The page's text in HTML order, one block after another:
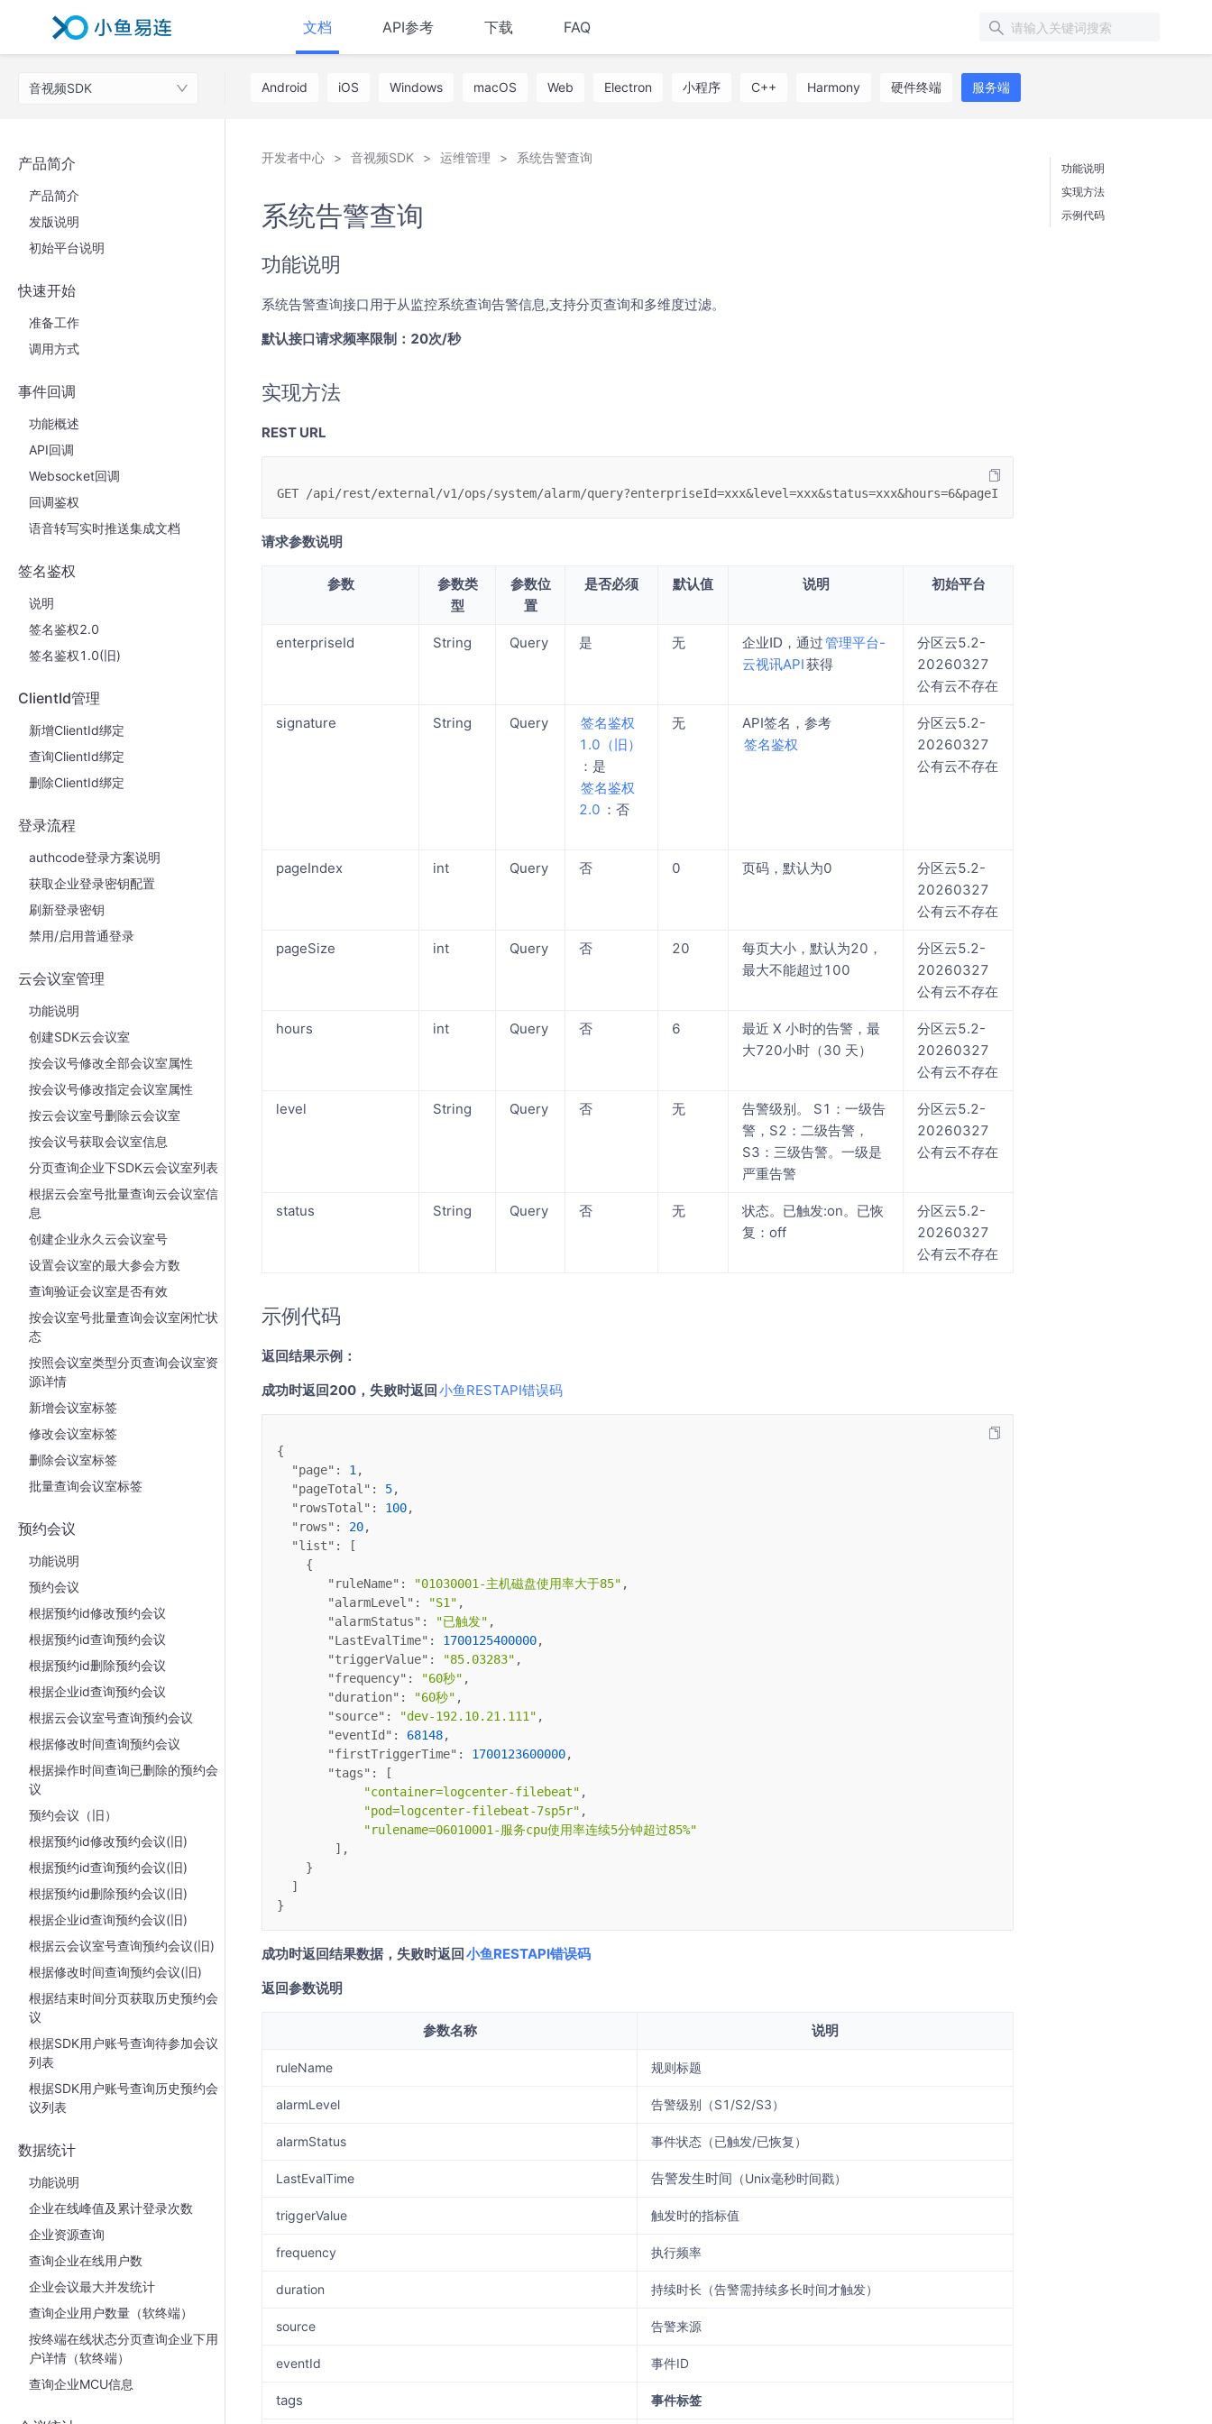
文档 API参考 下载 FAQ
音视频SDK Android iOS Windows macOS Web Electron 小程序 C++ Harmony 硬件终端 服务端
产品简介
产品简介
发版说明
初始平台说明
快速开始
准备工作
调用方式
事件回调
功能概述
API回调
Websocket回调
回调鉴权
语音转写实时推送集成文档
签名鉴权
说明
签名鉴权2.0
签名鉴权1.0(旧)
ClientId管理
新增ClientId绑定
查询ClientId绑定
删除ClientId绑定
登录流程
authcode登录方案说明
获取企业登录密钥配置
刷新登录密钥
禁用/启用普通登录
云会议室管理
功能说明
创建SDK云会议室
按会议号修改全部会议室属性
按会议号修改指定会议室属性
按云会议室号删除云会议室
按会议号获取会议室信息
分页查询企业下SDK云会议室列表
根据云会室号批量查询云会议室信
息
创建企业永久云会议室号
设置会议室的最大参会方数
查询验证会议室是否有效
按会议室号批量查询会议室闲忙状
态
按照会议室类型分页查询会议室资
源详情
新增会议室标签
修改会议室标签
删除会议室标签
批量查询会议室标签
预约会议
功能说明
预约会议
根据预约id修改预约会议
根据预约id查询预约会议
根据预约id删除预约会议
根据企业id查询预约会议
根据云会议室号查询预约会议
根据修改时间查询预约会议
根据操作时间查询已删除的预约会
议
预约会议（旧）
根据预约id修改预约会议(旧)
根据预约id查询预约会议(旧)
根据预约id删除预约会议(旧)
根据企业id查询预约会议(旧)
根据云会议室号查询预约会议(旧)
根据修改时间查询预约会议(旧)
根据结束时间分页获取历史预约会
议
根据SDK用户账号查询待参加会议
列表
根据SDK用户账号查询历史预约会
议列表
数据统计
功能说明
企业在线峰值及累计登录次数
企业资源查询
查询企业在线用户数
企业会议最大并发统计
查询企业用户数量（软终端）
按终端在线状态分页查询企业下用
户详情（软终端）
查询企业MCU信息
功能说明
实现方法
示例代码
开发者中心 音视频SDK 运维管理 系统告警查询
系统告警查询
功能说明
系统告警查询接口用于从监控系统查询告警信息,支持分页查询和多维度过滤。
默认接口请求频率限制：20次/秒
实现方法
REST URL
GET /api/rest/external/v1/ops/system/alarm/query?enterpriseId=xxx&level=xxx&status=xxx&hours=6&pageIndex=0&pageSize=20
请求参数说明
参数
参数类
型
参数位
置
是否必须 默认值 说明 初始平台
enterpriseId String Query 是 无 企业ID，通过管理平台-
云视讯API获得
分区云5.2-
20260327
公有云不存在
signature String Query
签名鉴权
1.0（旧）
：是
签名鉴权
2.0 ：否
无
API签名，参考
签名鉴权
分区云5.2-
20260327
公有云不存在
pageIndex int Query 否 0 页码，默认为0
分区云5.2-
20260327
公有云不存在
pageSize int Query 否 20
每页大小，默认为20，
最大不能超过100
分区云5.2-
20260327
公有云不存在
hours int Query 否 6
最近 X 小时的告警，最
大720小时（30 天）
分区云5.2-
20260327
公有云不存在
level String Query 否 无
告警级别。 S1：一级告
警，S2：二级告警，
S3：三级告警。一级是
严重告警
分区云5.2-
20260327
公有云不存在
status String Query 否 无
状态。已触发:on。已恢
复：off
分区云5.2-
20260327
公有云不存在
示例代码
返回结果示例：
成功时返回200，失败时返回小鱼RESTAPI错误码
{
"page" : 1 ,
"pageTotal" : 5,
"rowsTotal" : 100,
"rows" : 20,
"list" : [
    {
"ruleName" : "01030001-主机磁盘使用率大于85" ,
"alarmLevel" : "S1" ,
"alarmStatus" : "已触发" ,
"LastEvalTime" : 1700125400000,
"triggerValue" : "85.03283" ,
"frequency" : "60秒" ,
"duration" : "60秒" ,
"source" : "dev-192.10.21.111" ,
"eventId" : 68148,
"firstTriggerTime" : 1700123600000,
"tags" : [
"container=logcenter-filebeat" ,
"pod=logcenter-filebeat-7sp5r" ,
"rulename=06010001-服务cpu使用率连续5分钟超过85%"
        ],
    }
  ]
}
成功时返回结果数据，失败时返回小鱼RESTAPI错误码
返回参数说明
参数名称 说明
ruleName 规则标题
alarmLevel 告警级别（S1/S2/S3）
alarmStatus 事件状态（已触发/已恢复）
LastEvalTime 告警发生时间 （Unix毫秒时间戳）
triggerValue 触发时的指标值
frequency 执行频率
duration 持续时长（告警需持续多长时间才触发）
source 告警来源
eventId 事件ID
tags 事件标签